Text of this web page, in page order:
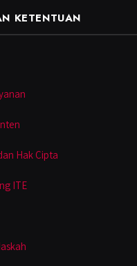
KETENTUAN
Hak Cipta
ITE